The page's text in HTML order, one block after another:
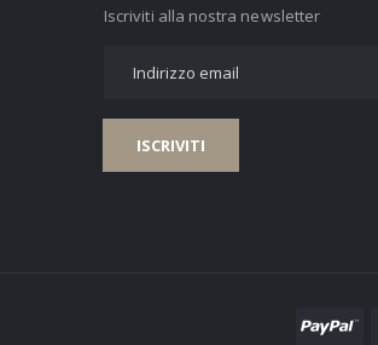
Iscriviti alla nostra newsletter
ISCRIVITI